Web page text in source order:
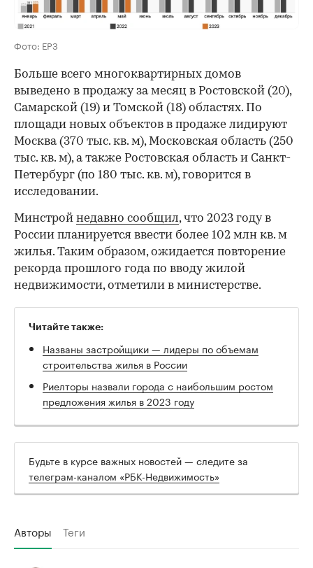
Фото: ЕРЗ
Больше всего многоквартирных домов
выведено в продажу за месяц в Ростовской (20),
Самарской (19) и Томской (18) областях. По
площади новых объектов в продаже лидируют
Москва (370 тыс. кв. м), Московская область (250
тыс. кв. м), а также Ростовская область и Санкт-
Петербург (по 180 тыс. кв. м), говорится в
исследовании.
Минстрой недавно сообщил, что 2023 году в
России планируется ввести более 102 млн кв. м
жилья. Таким образом, ожидается повторение
рекорда прошлого года по вводу жилой
недвижимости, отметили в министерстве.
Читайте также:
Названы застройщики — лидеры по объемам
строительства жилья в России
Риелторы назвали города с наибольшим ростом
предложения жилья в 2023 году
Будьте в курсе важных новостей — следите за
телеграм-каналом «РБК-Недвижимость»
Авторы Теги